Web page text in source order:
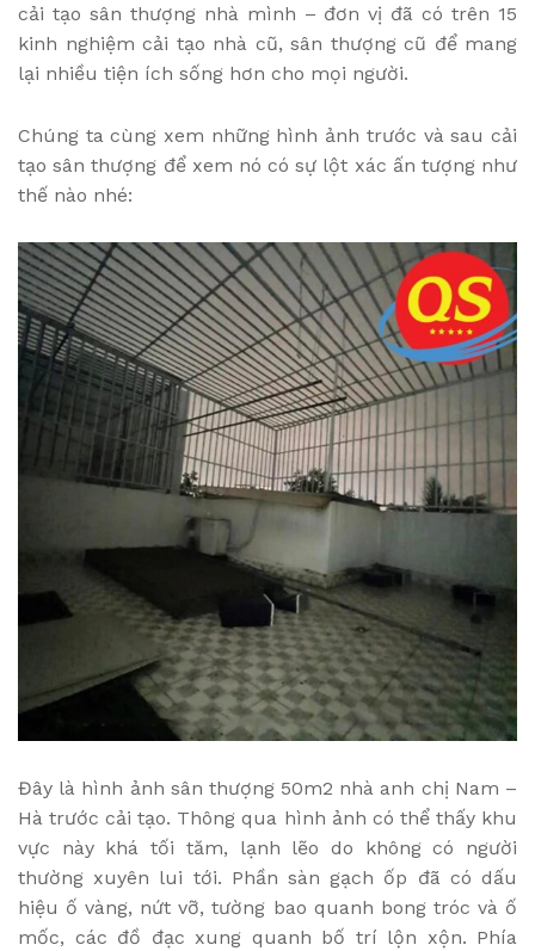
cải tạo sân thượng nhà mình – đơn vị đã có trên 15
kinh nghiệm cải tạo nhà cũ, sân thượng cũ để mang
lại nhiều tiện ích sống hơn cho mọi người.
Chúng ta cùng xem những hình ảnh trước và sau cải
tạo sân thượng để xem nó có sự lột xác ấn tượng như
thế nào nhé:
Đây là hình ảnh sân thượng 50m2 nhà anh chị Nam –
Hà trước cải tạo. Thông qua hình ảnh có thể thấy khu
vực này khá tối tăm, lạnh lẽo do không có người
thường xuyên lui tới. Phần sàn gạch ốp đã có dấu
hiệu ố vàng, nứt vỡ, tường bao quanh bong tróc và ố
mốc, các đồ đạc xung quanh bố trí lộn xộn. Phía